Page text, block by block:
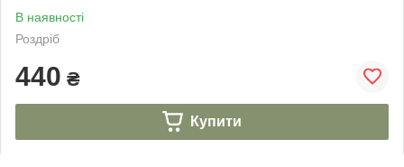
В наявності
Роздріб
440 ₴
Купити